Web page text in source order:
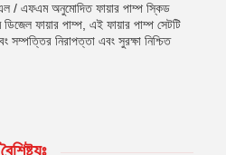
/ এফএম অনুমোদিত ফায়ার পাম্প স্কিড
ফায়ার পাম্প, এই ফায়ার পাম্প সেটটি
নিরাপত্তা এবং সুরক্ষা নিশ্চিত
বৈশিষ্ট্যঃ